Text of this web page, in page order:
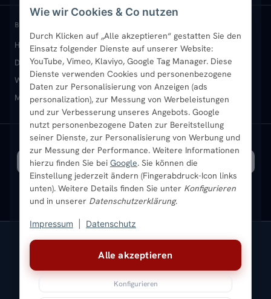
Alle akzeptieren
Konfigurieren
Wie wir Cookies & Co nutzen
Durch Klicken auf „Alle akzeptieren“ gestatten Sie den
Einsatz folgender Dienste auf unserer Website:
YouTube, Vimeo, Klaviyo, Google Tag Manager. Diese
Dienste verwenden Cookies und personenbezogene
Daten zur Personalisierung von Anzeigen (ads
personalization), zur Messung von Werbeleistungen
und zur Verbesserung unseres Angebots. Google
nutzt personenbezogene Daten zur Bereitstellung
seiner Dienste, zur Personalisierung von Werbung und
zur Messung der Performance. Weitere Informationen
hierzu finden Sie bei Google. Sie können die
Einstellung jederzeit ändern (Fingerabdruck-Icon links
unten). Weitere Details finden Sie unter Konfigurieren
und in unserer Datenschutzerklärung.
Impressum Datenschutz
Paneelheizkörper
Vertikal-Heizkörper
Heizkörper-Zubehör
Rückgabe & Widerruf
Garantie & Gewährleistung
Montageservice vor Ort
Sendung verfolgen
Standort & Abholung Jüchen
B2B-Kunden
Karriere
Ratgeber
Bestpreisgarantie
Anmelden / Mein Konto
Merkliste
Newsletter
Aktuelle Angebote
BELIEBTE KATEGORIEN
Heizkörper kaufenBadheizkörperHandtuchheizkörper
Design-HeizkörperPaneelheizkörperVertikal-Heizkörper
Wandheizkörper Wohnraum-Heizkörper Badheizkörper Schwarz
Mischbetrieb-HeizkörperHeizkörper-ZubehörAktuelle Angebote
VERSAND MIT
* Alle Preise inkl. gesetzlicher USt. |Kostenloser Versand
Impressum AGBWiderrufsbelehrung
Versandkosten